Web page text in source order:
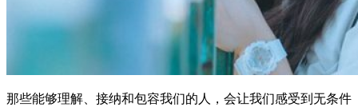
那些能够理解、接纳和包容我们的人，会让我们感受到无条件